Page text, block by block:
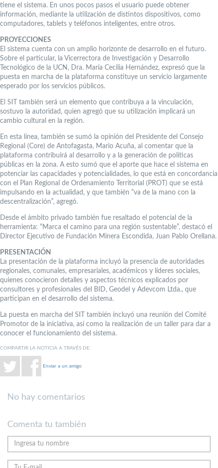
tiene el sistema. En unos pocos pasos el usuario puede obtener
información, mediante la utilización de distintos dispositivos, como
computadores, tablets y teléfonos inteligentes, entre otros.
PROYECCIONES
El sistema cuenta con un amplio horizonte de desarrollo en el futuro.
Sobre el particular, la Vicerrectora de Investigación y Desarrollo
Tecnológico de la UCN, Dra. María Cecilia Hernández, expresó que la
puesta en marcha de la plataforma constituye un servicio largamente
esperado por los servicios públicos.
El SIT también será un elemento que contribuya a la vinculación,
sostuvo la autoridad, quien agregó que su utilización implicará un
cambio cultural en la región.
En esta línea, también se sumó la opinión del Presidente del Consejo
Regional (Core) de Antofagasta, Mario Acuña, al comentar que la
plataforma contribuirá al desarrollo y a la generación de políticas
públicas en la zona. A esto sumó que el aporte que hace el sistema en
potenciar las capacidades y potencialidades, lo que está en concordancia
con el Plan Regional de Ordenamiento Territorial (PROT) que se está
impulsando en la actualidad, y que también “va de la mano con la
descentralización”, agregó.
Desde el ámbito privado también fue resaltado el potencial de la
herramienta: “Marca el camino para una región sustentable”, destacó el
Director Ejecutivo de Fundación Minera Escondida, Juan Pablo Orellana.
PRESENTACIÓN
La presentación de la plataforma incluyó la presencia de autoridades
regionales, comunales, empresariales, académicos y líderes sociales,
quienes conocieron detalles y aspectos técnicos explicados por
consultores y profesionales del BID, Geodel y Adevcom Ltda., que
participan en el desarrollo del sistema.
La puesta en marcha del SIT también incluyó una reunión del Comité
Promotor de la iniciativa, así como la realización de un taller para dar a
conocer el funcionamiento del sistema.
COMPARTIR LA NOTICIA A TRAVÉS DE:
Enviar a un amigo
No hay comentarios
Comenta tu también